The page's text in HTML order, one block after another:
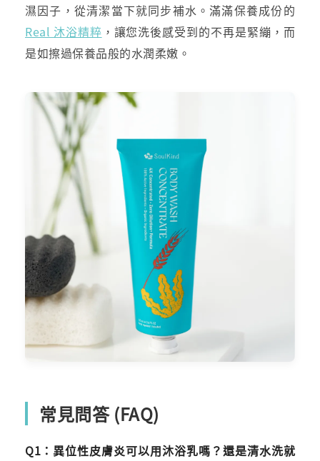
濕因子，從清潔當下就同步補水。滿滿保養成份的
Real 沐浴精粹 ，讓您洗後感受到的不再是緊繃，而
是如擦過保養品般的水潤柔嫩。
常見問答 (FAQ)
Q1：異位性皮膚炎可以用沐浴乳嗎？還是清水洗就